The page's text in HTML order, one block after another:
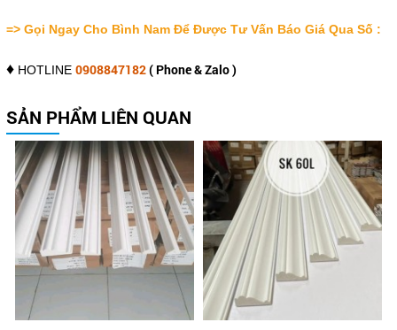
=> Gọi Ngay Cho Bình Nam Để Được Tư Vấn Báo Giá Qua Số :
♦HOTLINE 0908847182( Phone & Zalo )
SẢN PHẨM LIÊN QUAN